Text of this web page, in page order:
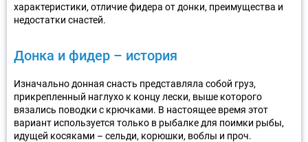
характеристики, отличие фидера от донки, преимущества и
недостатки снастей.
Донка и фидер – история
Изначально донная снасть представляла собой груз,
прикрепленный наглухо к концу лески, выше которого
вязались поводки с крючками. В настоящее время этот
вариант используется только в рыбалке для поимки рыбы,
идущей косяками – сельди, корюшки, воблы и проч.